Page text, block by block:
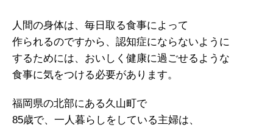
人間の身体は、毎日取る食事によって
作られるのですから、認知症にならないように
するためには、おいしく健康に過ごせるような
食事に気をつける必要があります。
福岡県の北部にある久山町で
85歳で、一人暮らしをしている主婦は、